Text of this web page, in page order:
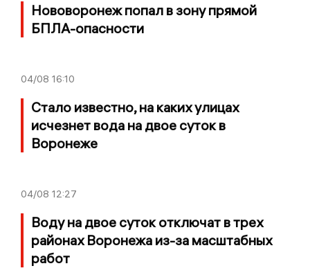
Нововоронеж попал в зону прямой
БПЛА-опасности
04/08 16:10
Стало известно, на каких улицах
исчезнет вода на двое суток в
Воронеже
04/08 12:27
Воду на двое суток отключат в трех
районах Воронежа из-за масштабных
работ